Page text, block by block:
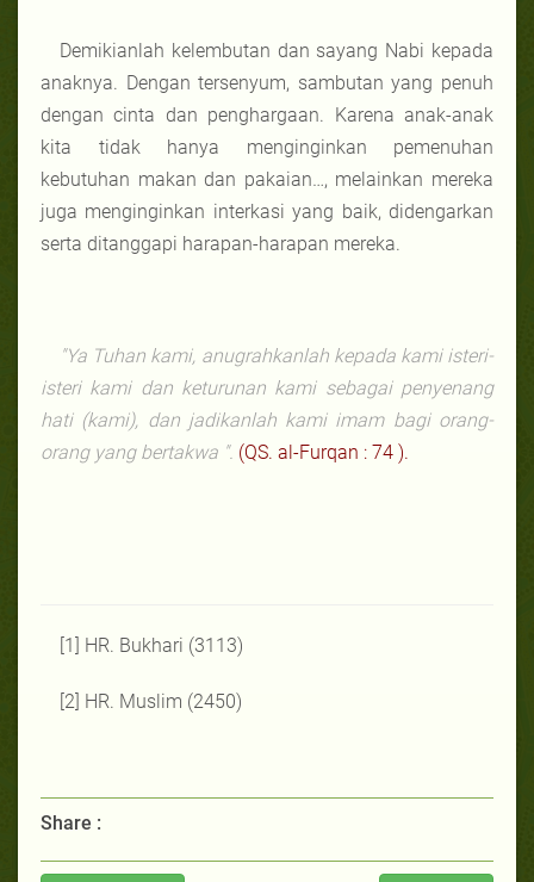
Demikianlah kelembutan dan sayang Nabi kepada
anaknya. Dengan tersenyum, sambutan yang penuh
dengan cinta dan penghargaan. Karena anak-anak
kita tidak hanya menginginkan pemenuhan
kebutuhan makan dan pakaian…, melainkan mereka
juga menginginkan interkasi yang baik, didengarkan
serta ditanggapi harapan-harapan mereka.
"Ya Tuhan kami, anugrahkanlah kepada kami isteri-
isteri kami dan keturunan kami sebagai penyenang
hati (kami), dan jadikanlah kami imam bagi orang-
orang yang bertakwa ". (QS. al-Furqan : 74 ).
[1] HR. Bukhari (3113)
[2] HR. Muslim (2450)
Share :